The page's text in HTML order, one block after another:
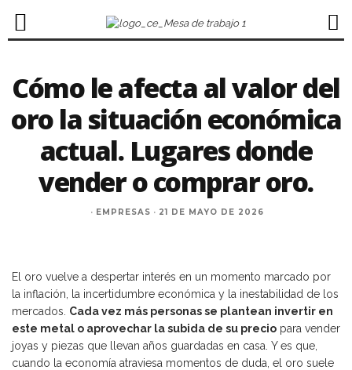
Cómo le afecta al valor del
oro la situación económica
actual. Lugares donde
vender o comprar oro.
· EMPRESAS · 21 DE MAYO DE 2026
El oro vuelve a despertar interés en un momento marcado por
la inflación, la incertidumbre económica y la inestabilidad de los
mercados. Cada vez más personas se plantean invertir en
este metal o aprovechar la subida de su precio para vender
joyas y piezas que llevan años guardadas en casa. Y es que,
cuando la economía atraviesa momentos de duda, el oro suele